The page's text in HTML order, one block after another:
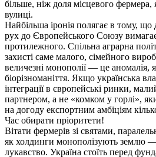
більше, ніж доля місцевого фермера,
вулиці.
Найбільша іронія полягає в тому,
рух до Європейського Союзу
протилежного. Спільна аграрна
захисті саме малого, сімейного
величезні монополії — це аномалія,
біорізноманіття. Якщо українська
інтеграції в європейські ринки,
партнером, а не «комком у горлі»,
на догоду експортним амбіціям
Час обирати пріоритети!
Вітати фермерів зі святами,
як холдинги монополізують землю
лукавство. Україна стоїть перед